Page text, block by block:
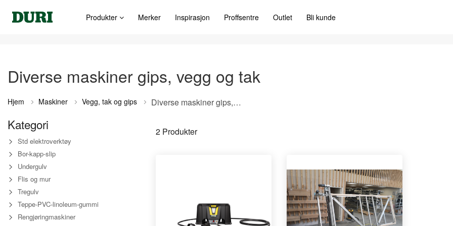
Produkter Merker Inspirasjon Proffsentre Outlet Bli kunde
Diverse maskiner gips, vegg og tak
Hjem Maskiner Vegg, tak og gips Diverse maskiner gips, vegg og tak
2Produkter
Kategori
Std elektroverktøy
Bor-kapp-slip
Undergulv
Flis og mur
Tregulv
Teppe-PVC-linoleum-gummi
Rengjøringmaskiner